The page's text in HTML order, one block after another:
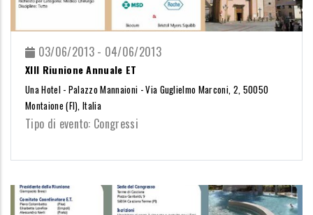
03/06/2013 - 04/06/2013
XIII Riunione Annuale ET
Una Hotel - Palazzo Mannaioni - Via Guglielmo Marconi, 2, 50050
Montaione (FI), Italia
Tipo di evento: Congressi